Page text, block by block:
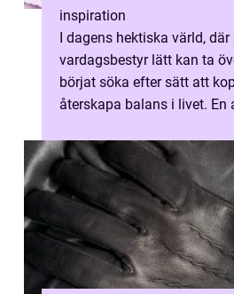
inspiration
I dagens hektiska värld, där
vardagsbestyr lätt kan ta
börjat söka efter sätt att
återskapa balans i livet. En